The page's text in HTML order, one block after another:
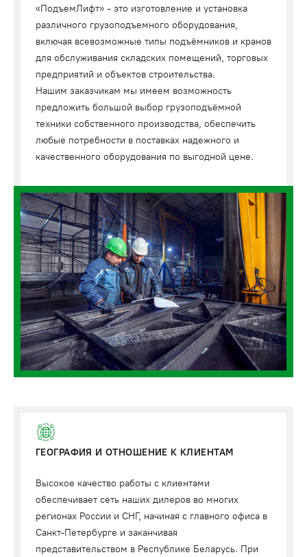
«ПодъемЛифт» - это изготовление и установка
различного грузоподъемного оборудования,
включая всевозможные типы подъёмников и кранов
для обслуживания складских помещений, торговых
предприятий и объектов строительства.
Нашим заказчикам мы имеем возможность
предложить большой выбор грузоподъёмной
техники собственного производства, обеспечить
любые потребности в поставках надежного и
качественного оборудования по выгодной цене.
ГЕОГРАФИЯ И ОТНОШЕНИЕ К КЛИЕНТАМ
Высокое качество работы с клиентами
обеспечивает сеть наших дилеров во многих
регионах России и СНГ, начиная с главного офиса в
Санкт-Петербурге и заканчивая
представительством в Республике Беларусь. При